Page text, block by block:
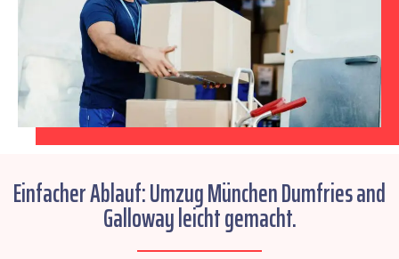
Einfacher Ablauf: Umzug München Dumfries and
Galloway leicht gemacht.